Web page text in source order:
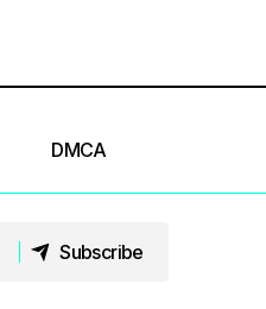
DMCA
Subscribe